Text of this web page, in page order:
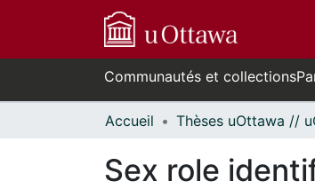
Communautés et collections
Accueil
Sex role